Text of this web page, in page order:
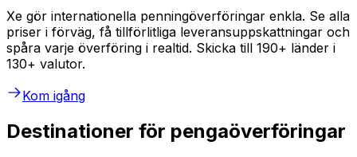
Xe gör internationella penningöverföringar enkla. Se alla
priser i förväg, få tillförlitliga leveransuppskattningar och
spåra varje överföring i realtid. Skicka till 190+ länder i
130+ valutor.
Kom igång
Destinationer för pengaöverföringar